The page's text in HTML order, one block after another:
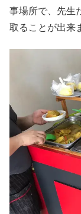
事場所で、先生
取ることが出来